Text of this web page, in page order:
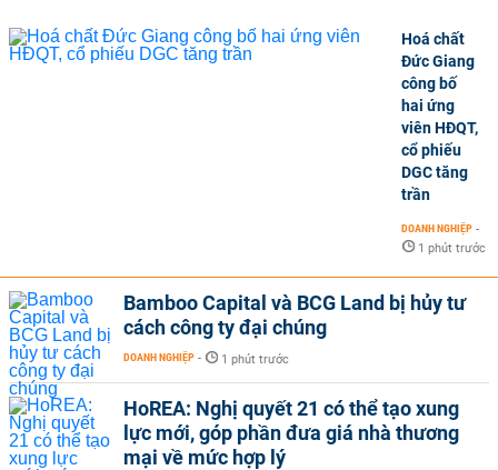
Hoá chất
Đức Giang
công bố
hai ứng
viên HĐQT,
cổ phiếu
DGC tăng
trần
DOANH NGHIỆP -
1 phút trước
Bamboo Capital và BCG Land bị hủy tư
cách công ty đại chúng
DOANH NGHIỆP - 1 phút trước
HoREA: Nghị quyết 21 có thể tạo xung
lực mới, góp phần đưa giá nhà thương
mại về mức hợp lý